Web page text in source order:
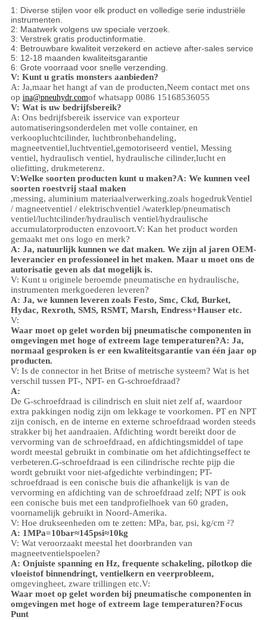
1: Diverse stijlen voor elk product en volledige serie industriële
instrumenten.
2: Maatwerk volgens uw speciale verzoek.
3: Verstrek gratis productinformatie.
4: Betrouwbare kwaliteit verzekerd en actieve after-sales service
5: 12-18 maanden kwaliteitsgarantie
6: Grote voorraad voor snelle verzending.
V: Kunt u gratis monsters aanbieden?
A: Ja,maar het hangt af van de producten,Neem contact met ons
op ina@pneuhydr.comof whatsapp 0086 15168536055
V: Wat is uw bedrijfsbereik?
A: Ons bedrijfsbereik isservice van exporteur
automatiseringsonderdelen met volle container, en
verkoopluchtcilinder, luchtbronbehandeling,
magneetventiel,luchtventiel,gemotoriseerd ventiel, Messing
ventiel, hydraulisch ventiel, hydraulische cilinder,lucht en
oliefitting, drukmeterenz.
V:Welke soorten producten kunt u maken?A: We kunnen veel
soorten roestvrij staal maken
,messing, aluminium materiaalverwerking.zoals hogedrukVentiel
/ magneetventiel / elektrischventiel /waterklep/pneumatisch
ventiel/luchtcilinder/hydraulisch ventiel/hydraulische
accumulatorproducten enzovoort.V: Kan het product worden
gemaakt met ons logo en merk?
A: Ja, natuurlijk kunnen we dat maken. We zijn al jaren OEM-
leverancier en professioneel in het maken. Maar u moet ons de
autorisatie geven als dat mogelijk is.
V: Kunt u originele beroemde pneumatische en hydraulische,
instrumenten merkgoederen leveren?
A: Ja, we kunnen leveren zoals Festo, Smc, Ckd, Burket,
Hydac, Rexroth, SMS, RSMT, Marsh, Endress+Hauser etc.
V:
Waar moet op gelet worden bij pneumatische componenten in
omgevingen met hoge of extreem lage temperaturen?A: Ja,
normaal gesproken is er een kwaliteitsgarantie van één jaar op
producten.
V: Is de connector in het Britse of metrische systeem? Wat is het
verschil tussen PT-, NPT- en G-schroefdraad?
A:
De G-schroefdraad is cilindrisch en sluit niet zelf af, waardoor
extra pakkingen nodig zijn om lekkage te voorkomen. PT en NPT
zijn conisch, en de interne en externe schroefdraad worden steeds
strakker bij het aandraaien. Afdichting wordt bereikt door de
vervorming van de schroefdraad, en afdichtingsmiddel of tape
wordt meestal gebruikt in combinatie om het afdichtingseffect te
verbeteren.G-schroefdraad is een cilindrische rechte pijp die
wordt gebruikt voor niet-afgedichte verbindingen; PT-
schroefdraad is een conische buis die afhankelijk is van de
vervorming en afdichting van de schroefdraad zelf; NPT is ook
een conische buis met een tandprofielhoek van 60 graden,
voornamelijk gebruikt in Noord-Amerika.
V: Hoe drukseenheden om te zetten: MPa, bar, psi, kg/cm ²?
A: 1MPa=10bar≈145psi≈10kg
V: Wat veroorzaakt meestal het doorbranden van
magneetventielspoelen?
A: Onjuiste spanning en Hz, frequente schakeling, pilotkop die
vloeistof binnendringt, ventielkern en veerprobleem,
omgevingheet, zware trillingen etc.V:
Waar moet op gelet worden bij pneumatische componenten in
omgevingen met hoge of extreem lage temperaturen?Focus
Punt